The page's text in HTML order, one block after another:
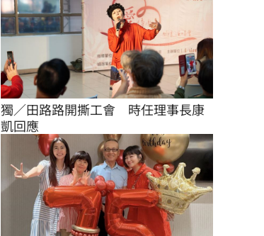
獨／田路路開撕工會　時任理事長康
凱回應